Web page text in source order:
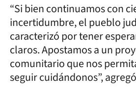
“Si bien continuamos con
incertidumbre, el pueblo
caracterizó por tener
claros. Apostamos a un
comunitario que nos
seguir cuidándonos”,